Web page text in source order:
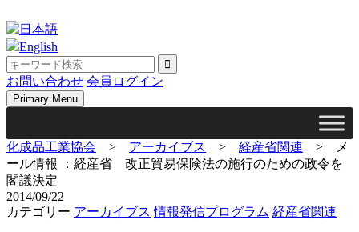
to
content
日本語
English
お問い合わせ 会員ログイン
Primary Menu
化成品工業協会 > アーカイブス > 経産省関連 >
メ
ール情報 ：経産省 改正貿易保険法の施行のための政令を
閣議決定
2014/09/22
カテゴリー アーカイブス 情報発信プログラム 経産省関連